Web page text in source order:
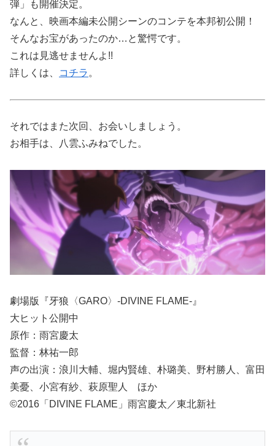
弾」も開催決定。
なんと、映画本編未公開シーンのコンテを本邦初公開！
そんなお宝があったのか…と驚愕です。
これは見逃せませんよ!!
詳しくは、
コチラ 。
それではまた次回、お会いしましょう。
お相手は、八雲ふみねでした。
劇場版『牙狼〈GARO〉-DIVINE FLAME-』
大ヒット公開中
原作：雨宮慶太
監督：林祐一郎
声の出演：浪川大輔、堀内賢雄、朴璐美、野村勝人、富田
美憂、小宮有紗、萩原聖人 ほか
©2016「DIVINE FLAME」雨宮慶太／東北新社